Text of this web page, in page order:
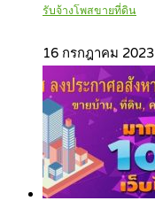
รับจ้างโพสขายที่ดิน
16 กรกฎาคม 2023